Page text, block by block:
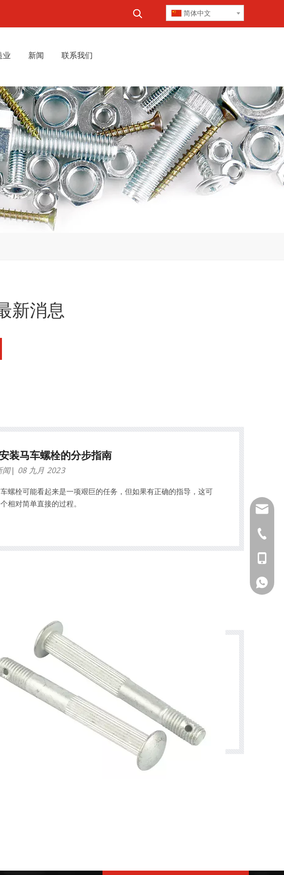
简体中文
业 新闻 联系我们
新消息
装马车螺栓的分步指南
闻 08 九月 2023
螺栓可能看起来是一项艰巨的任务，但如果有正确的指导，这可
相对简单直接的过程。
+ 86-
+86 -